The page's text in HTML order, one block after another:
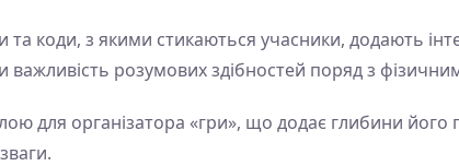
коди, з якими стикаються учасники, додають
розумових здібностей поряд з
для організатора «гри», що додає глибини його